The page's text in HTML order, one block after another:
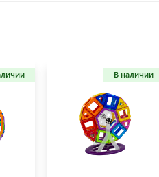
В наличии